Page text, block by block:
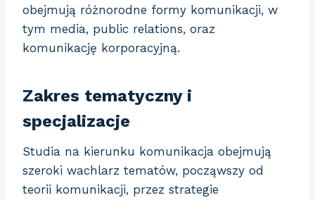
obejmują różnorodne formy komunikacji, w
tym media, public relations, oraz
komunikację korporacyjną.
Zakres tematyczny i
specjalizacje
Studia na kierunku komunikacja obejmują
szeroki wachlarz tematów, począwszy od
teorii komunikacji, przez strategie